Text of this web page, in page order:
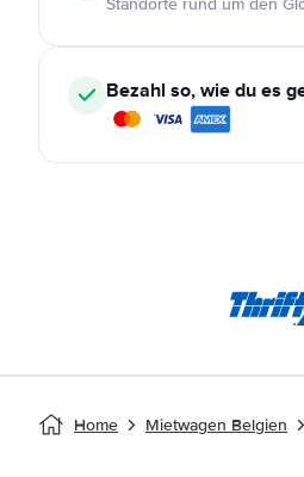
Standorte rund um den
Bezahl so, wie du es
Home Mietwagen Belgien